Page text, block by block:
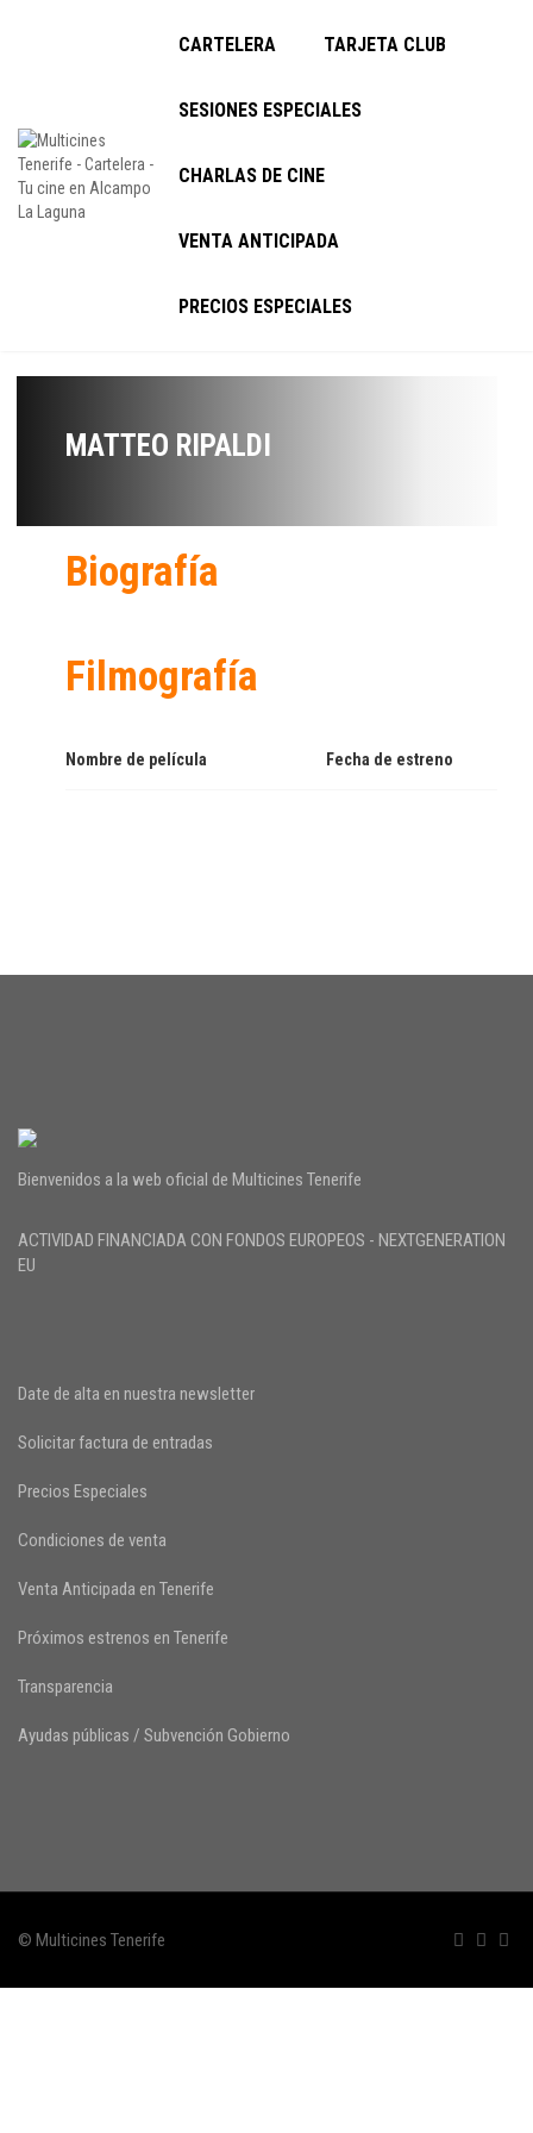
CARTELERA TARJETA CLUB
SESIONES ESPECIALES
CHARLAS DE CINE
VENTA ANTICIPADA
PRECIOS ESPECIALES
MATTEO RIPALDI
Biografía
Filmografía
Nombre de película Fecha de estreno
Bienvenidos a la web oficial de Multicines Tenerife
ACTIVIDAD FINANCIADA CON FONDOS EUROPEOS - NEXTGENERATION
EU
Date de alta en nuestra newsletter
Solicitar factura de entradas
Precios Especiales
Condiciones de venta
Venta Anticipada en Tenerife
Próximos estrenos en Tenerife
Transparencia
Ayudas públicas / Subvención Gobierno
© Multicines Tenerife